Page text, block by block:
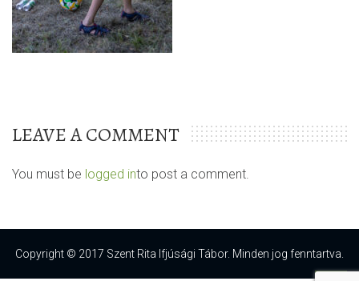
LEAVE A COMMENT
You must be logged into post a comment.
Copyright © 2017 Szent Rita Ifjúsági Tábor. Minden jog fenntartva.